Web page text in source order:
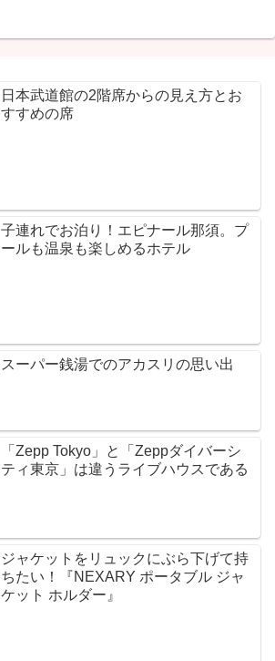
日本武道館の2階席からの見え方とお
すすめの席
子連れでお泊り！エピナール那須。プ
ールも温泉も楽しめるホテル
スーパー銭湯でのアカスリの思い出
「Zepp Tokyo」と「Zeppダイバーシ
ティ東京」は違うライブハウスである
ジャケットをリュックにぶら下げて持
ちたい！『NEXARY ポータブル ジャ
ケット ホルダー』